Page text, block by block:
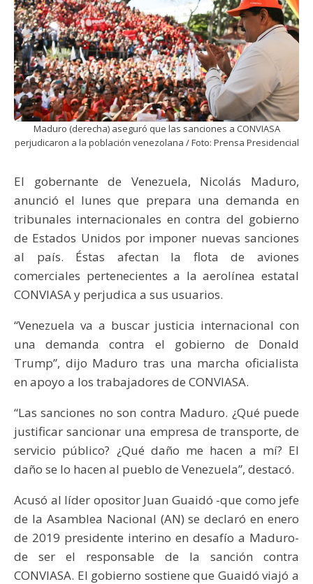
Maduro (derecha) aseguró que las sanciones a CONVIASA
perjudicaron a la población venezolana / Foto: Prensa Presidencial
El gobernante de Venezuela, Nicolás Maduro,
anunció el lunes que prepara una demanda en
tribunales internacionales en contra del gobierno
de Estados Unidos por imponer nuevas sanciones
al país. Éstas afectan la flota de aviones
comerciales pertenecientes a la aerolínea estatal
CONVIASA y perjudica a sus usuarios.
“Venezuela va a buscar justicia internacional con
una demanda contra el gobierno de Donald
Trump”, dijo Maduro tras una marcha oficialista
en apoyo a los trabajadores de CONVIASA.
“Las sanciones no son contra Maduro. ¿Qué puede
justificar sancionar una empresa de transporte, de
servicio público? ¿Qué daño me hacen a mí? El
daño se lo hacen al pueblo de Venezuela”, destacó.
Acusó al líder opositor Juan Guaidó -que como jefe
de la Asamblea Nacional (AN) se declaró en enero
de 2019 presidente interino en desafío a Maduro-
de ser el responsable de la sanción contra
CONVIASA. El gobierno sostiene que Guaidó viajó a